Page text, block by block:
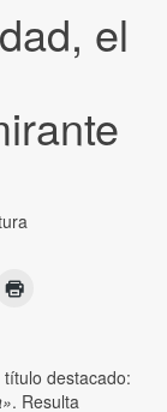
el
destacado:
. Resulta